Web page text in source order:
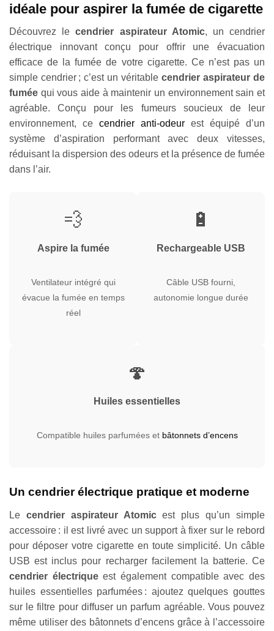
idéale pour aspirer la fumée de cigarette
Découvrez lecendrier aspirateur Atomic, un cendrier
électrique innovant conçu pour offrir une évacuation
efficace de la fumée de votre cigarette. Ce n’est pas un
simple cendrier ; c’est un véritable cendrier aspirateur de
fumée qui vous aide à maintenir un environnement sain et
agréable. Conçu pour les fumeurs soucieux de leur
environnement, ce cendrier anti-odeur est équipé d’un
système d’aspiration performant avec deux vitesses,
réduisant la dispersion des odeurs et la présence de fumée
dans l’air.
💨
Aspire la fumée
Ventilateur intégré qui
évacue la fumée en temps
réel
🔋
Rechargeable USB
Câble USB fourni,
autonomie longue durée
🍄
Huiles essentielles
Compatible huiles parfumées et bâtonnets d’encens
Un cendrier électrique pratique et moderne
Le cendrier aspirateur Atomicest plus qu’un simple
accessoire : il est livré avec un support à fixer sur le rebord
pour déposer votre cigarette en toute simplicité. Un câble
USB est inclus pour recharger facilement la batterie. Ce
cendrier électriqueest également compatible avec des
huiles essentielles parfumées : ajoutez quelques gouttes
sur le filtre pour diffuser un parfum agréable. Vous pouvez
même utiliser des bâtonnets d’encens grâce à l’accessoire